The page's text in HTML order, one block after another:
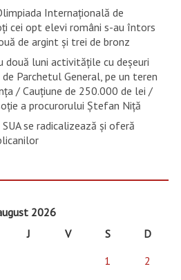
Internațională de
cei opt elevi români s-au întors
de argint și trei de bronz
două luni activitățile cu deșeuri
Parchetul General, pe un teren
/ Cauțiune de 250.000 de lei /
a procurorului Ștefan Niță
se radicalizează și oferă
2026
J V S
D
1
2